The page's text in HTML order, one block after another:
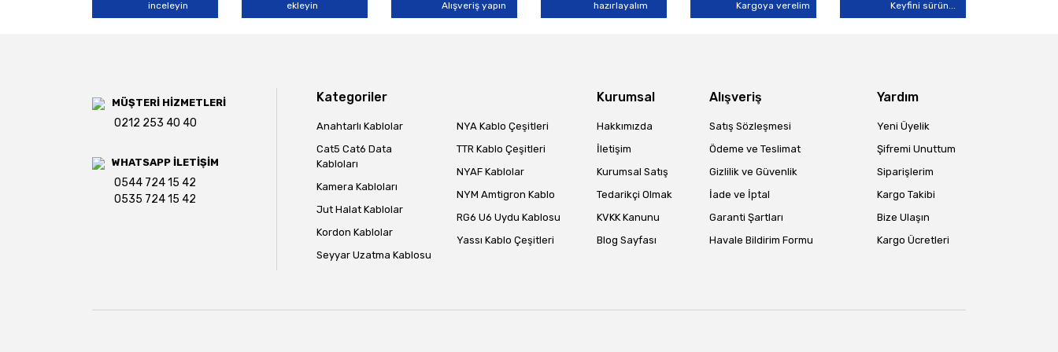
Ürün açıklamasında eksik bilgiler bulunuyor.
inceleyin
ekleyin
Alışveriş yapın
hazırlayalım
Kargoya verelim
Keyfini sürün...
MÜŞTERİ HİZMETLERİ
0212 253 40 40
WHATSAPP İLETİŞİM
0544 724 15 42
0535 724 15 42
Kategoriler
Anahtarlı Kablolar
Cat5 Cat6 Data
Kabloları
Kamera Kabloları
Jut Halat Kablolar
Kordon Kablolar
Seyyar Uzatma Kablosu
NYA Kablo Çeşitleri
TTR Kablo Çeşitleri
NYAF Kablolar
NYM Amtigron Kablo
RG6 U6 Uydu Kablosu
Yassı Kablo Çeşitleri
Kurumsal
Hakkımızda
İletişim
Kurumsal Satış
Tedarikçi Olmak
KVKK Kanunu
Blog Sayfası
Alışveriş
Satış Sözleşmesi
Ödeme ve Teslimat
Gizlilik ve Güvenlik
İade ve İptal
Garanti Şartları
Havale Bildirim Formu
Yardım
Yeni Üyelik
Şifremi Unuttum
Siparişlerim
Kargo Takibi
Bize Ulaşın
Kargo Ücretleri